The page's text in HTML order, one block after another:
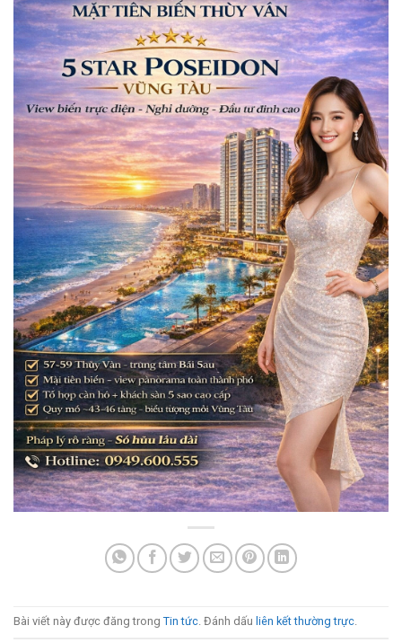
Bài viết này được đăng trong Tin tức. Đánh dấu liên kết thường trực.